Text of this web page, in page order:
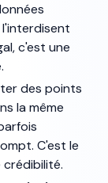
c'est une
des points
la même
C'est le